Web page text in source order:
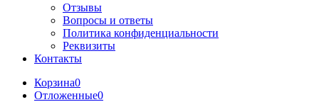
Отзывы
Вопросы и ответы
Политика конфиденциальности
Реквизиты
Контакты
Корзина0
Отложенные0